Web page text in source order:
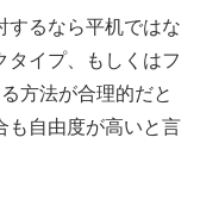
するなら平机ではな
タイプ、もしくはフ
方法が合理的だと
も自由度が高いと言